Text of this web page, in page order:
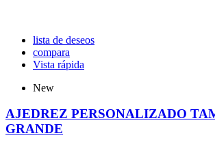
lista de deseos
compara
Vista rápida
New
AJEDREZ PERSONALIZADO
GRANDE